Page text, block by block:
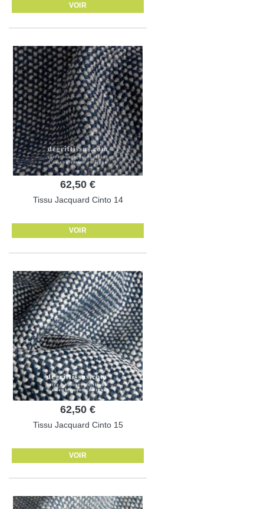
VOIR
62,50 €
Tissu Jacquard Cinto 14
VOIR
62,50 €
Tissu Jacquard Cinto 15
VOIR